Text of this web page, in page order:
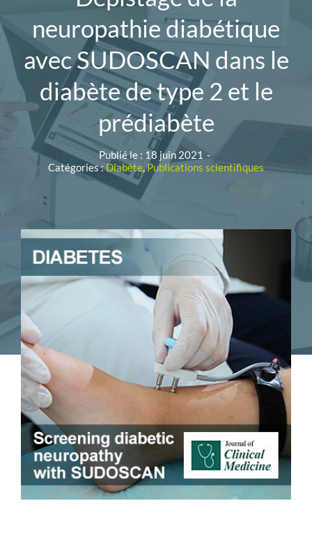
neuropathie diabétique
avec SUDOSCAN dans le
diabète de type 2 et le
prédiabète
Publié le : 18 juin 2021 -
Catégories :Diabète,Publications scientifiques